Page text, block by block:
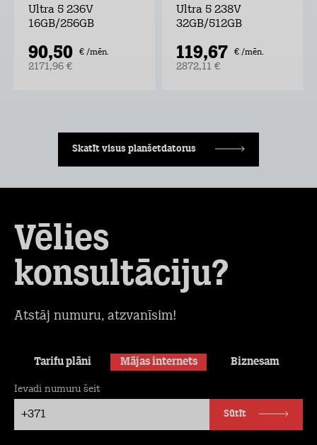
Ultra 5 236V
16GB/256GB
90,50 € /mēn.
2171,96 €
Ultra 5 238V
32GB/512GB
119,67 € /mēn.
2872,11 €
Skatīt visus planšetdatorus
Vēlies
konsultāciju?
Atstāj numuru, atzvanīsim!
Tarifu plāni Mājas internets Biznesam
+371
Ievadi numuru šeit
Sūtīt